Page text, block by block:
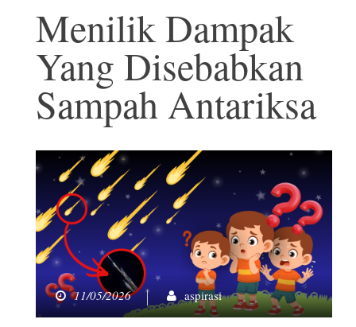
Menilik Dampak
Yang Disebabkan
Sampah Antariksa
11/05/2026 aspirasi